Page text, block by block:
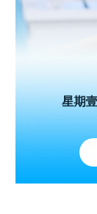
星期